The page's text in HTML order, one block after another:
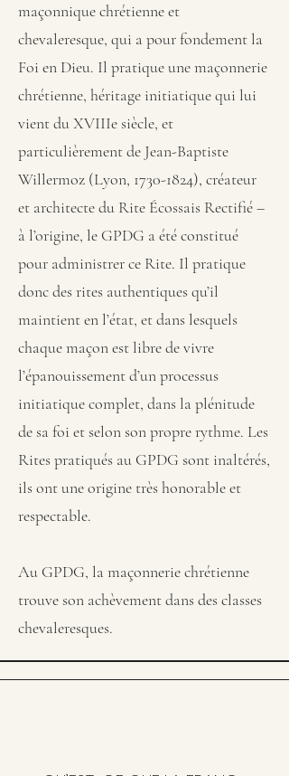
maçonnique chrétienne et
chevaleresque, qui a pour fondement la
Foi en Dieu. Il pratique une maçonnerie
chrétienne, héritage initiatique qui lui
vient du XVIIIe siècle, et
particulièrement de Jean-Baptiste
Willermoz (Lyon, 1730-1824), créateur
et architecte du Rite Écossais Rectifié –
à l’origine, le GPDG a été constitué
pour administrer ce Rite. Il pratique
donc des rites authentiques qu’il
maintient en l’état, et dans lesquels
chaque maçon est libre de vivre
l’épanouissement d’un processus
initiatique complet, dans la plénitude
de sa foi et selon son propre rythme. Les
Rites pratiqués au GPDG sont inaltérés,
ils ont une origine très honorable et
respectable.
Au GPDG, la maçonnerie chrétienne
trouve son achèvement dans des classes
chevaleresques.